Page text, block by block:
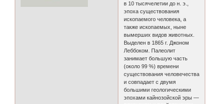
в 10 тысячелетии до н. э.,
эпоха существования
ископаемого человека, а
также ископаемых, ныне
вымерших видов животных.
Выделен в 1865 г. Джоном
Леббоком. Палеолит
занимает большую часть
(около 99 %) времени
существования человечества
и совпадает с двумя
большими геологическими
эпохами кайнозойской эры —